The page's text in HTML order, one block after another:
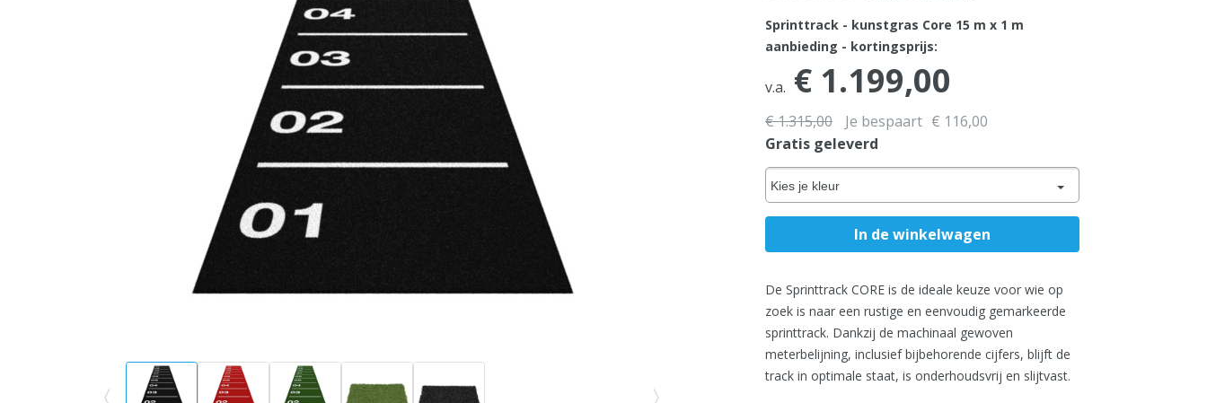
Sprinttrack - kunstgras Core 15 m x 1 m
aanbieding - kortingsprijs:
v.a. € 1.199,00
€ 1.315,00 Je bespaart € 116,00
Gratis geleverd
Kies je kleur
De Sprinttrack CORE is de ideale keuze voor wie op
zoek is naar een rustige en eenvoudig gemarkeerde
sprinttrack. Dankzij de machinaal gewoven
meterbelijning, inclusief bijbehorende cijfers, blijft de
track in optimale staat, is onderhoudsvrij en slijtvast.